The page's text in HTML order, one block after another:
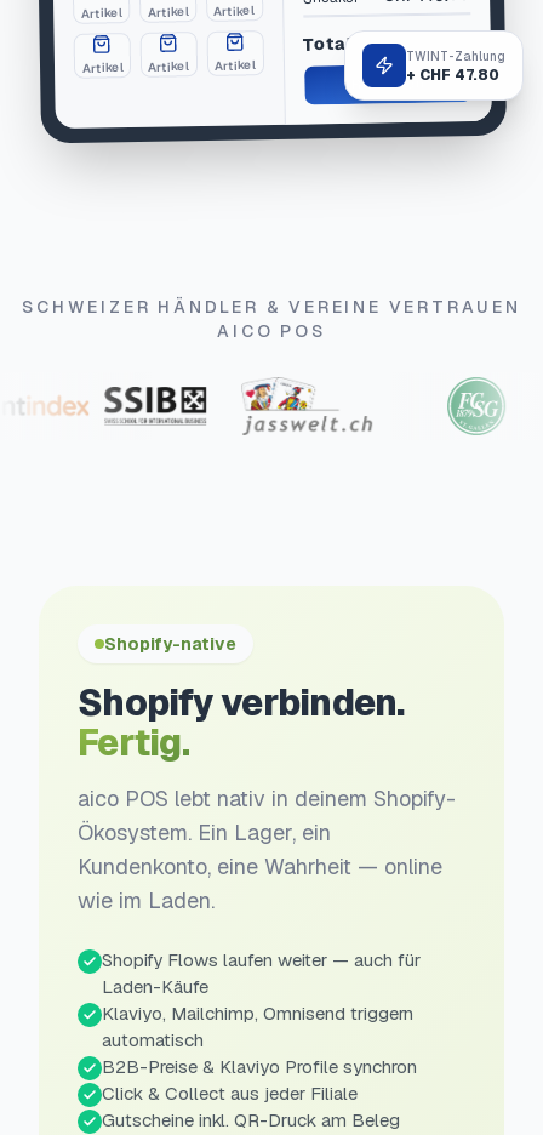
Artikel Artikel Artikel
Artikel Artikel Artikel
Total CHF 517.50
Bezahlen
TWINT-Zahlung
+ CHF 47.80
SCHWEIZER HÄNDLER & VEREINE VERTRAUEN
AICO POS
Shopify-native
Shopify verbinden.
Fertig.
aico POS lebt nativ in deinem Shopify-
Ökosystem. Ein Lager, ein
Kundenkonto, eine Wahrheit — online
wie im Laden.
Shopify Flows laufen weiter — auch für
Laden-Käufe
Klaviyo, Mailchimp, Omnisend triggern
automatisch
B2B-Preise & Klaviyo Profile synchron
Click & Collect aus jeder Filiale
Gutscheine inkl. QR-Druck am Beleg